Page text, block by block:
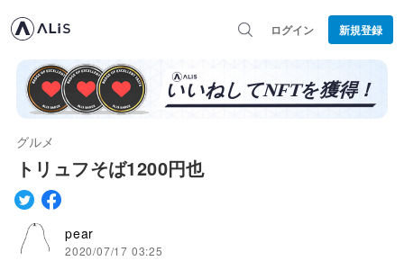
ログイン 新規登録
グルメ
トリュフそば1200円也
pear
2020/07/17 03:25